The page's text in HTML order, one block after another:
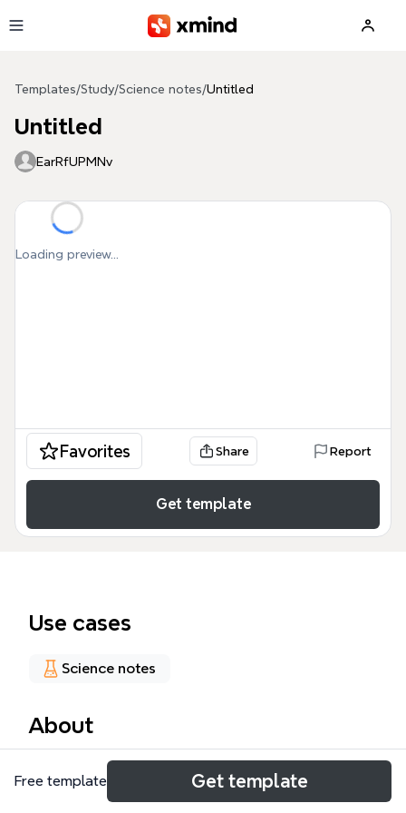
Templates/Study/Science notes/Untitled
Untitled
EarRfUPMNv
Loading preview...
Favorites Share Report
Get template
Use cases
Science notes
About
Táto myšlienková mapa Systém jednobunkovcov
poskytuje prehľadnú klasifikáciu prvokov (Protozoa)
Free template Get template